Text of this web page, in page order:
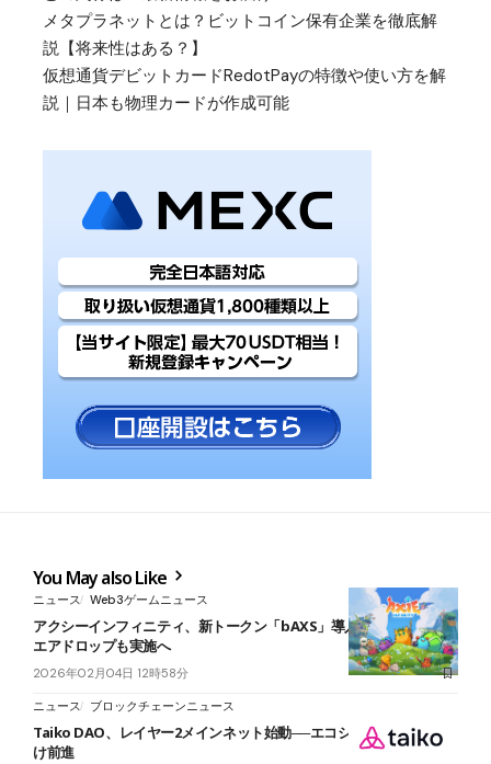
メタプラネットとは？ビットコイン保有企業を徹底解
説【将来性はある？】
仮想通貨デビットカードRedotPayの特徴や使い方を解
説｜日本も物理カードが作成可能
You May also Like
ニュース Web3ゲームニュース
アクシーインフィニティ、新トークン「bAXS」導入を発表──2回の
エアドロップも実施へ
2026年02月04日 12時58分
ニュース ブロックチェーンニュース
Taiko DAO、レイヤー2メインネット始動──エコシステム拡大に向
け前進